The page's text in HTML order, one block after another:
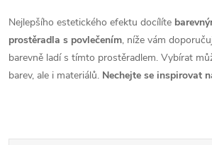
Nejlepšího estetického efektu docílíte
prostěradla s povlečením, níže vám
barevně ladí s tímto prostěradlem. Vybírat
barev, ale i materiálů. Nechejte se inspirovat